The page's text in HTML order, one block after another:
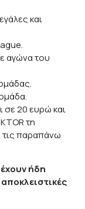
και
αγώνα του
σε 20 ευρώ και
τη
παραπάνω
ήδη